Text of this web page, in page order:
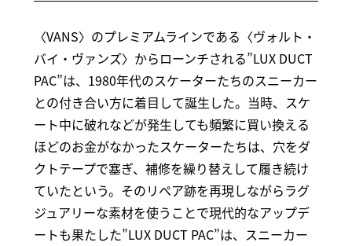
〈VANS〉のプレミアムラインである〈ヴォルト・
バイ・ヴァンズ〉からローンチされる”LUX DUCT
PAC”は、1980年代のスケーターたちのスニーカー
との付き合い方に着目して誕生した。当時、スケ
ート中に破れなどが発生しても頻繁に買い換える
ほどのお金がなかったスケーターたちは、穴をダ
クトテープで塞ぎ、補修を繰り替えして履き続け
ていたという。そのリペア跡を再現しながらラグ
ジュアリーな素材を使うことで現代的なアップデ
ートも果たした”LUX DUCT PAC”は、スニーカー